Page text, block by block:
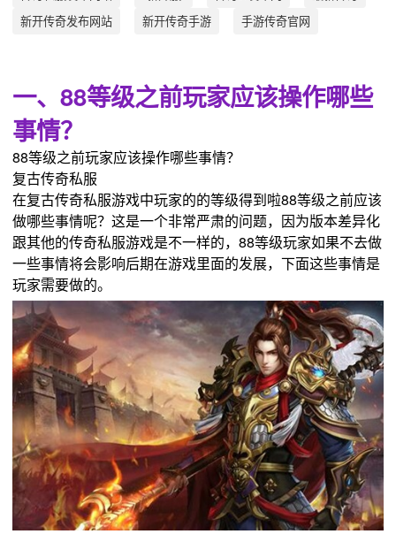
新开传奇发布网站
新开传奇手游 手游传奇官网
一、88等级之前玩家应该操作哪些
事情？
88等级之前玩家应该操作哪些事情？
复古传奇私服
在复古传奇私服游戏中玩家的的等级得到啦88等级之前应该
做哪些事情呢？这是一个非常严肃的问题，因为版本差异化
跟其他的传奇私服游戏是不一样的，88等级玩家如果不去做
一些事情将会影响后期在游戏里面的发展，下面这些事情是
玩家需要做的。